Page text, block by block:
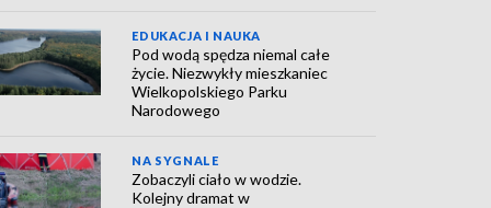
EDUKACJA I NAUKA
Pod wodą spędza niemal całe
życie. Niezwykły mieszkaniec
Wielkopolskiego Parku
Narodowego
NA SYGNALE
Zobaczyli ciało w wodzie.
Kolejny dramat w